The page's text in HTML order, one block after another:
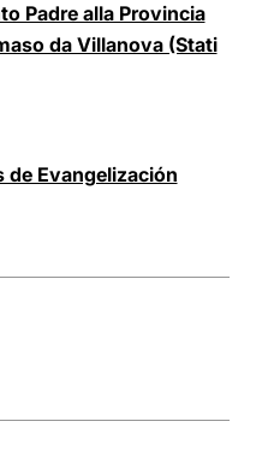
Padre alla Provincia
da Villanova (Stati
de Evangelización